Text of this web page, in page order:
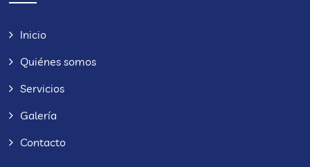
Inicio
Quiénes somos
Servicios
Galería
Contacto